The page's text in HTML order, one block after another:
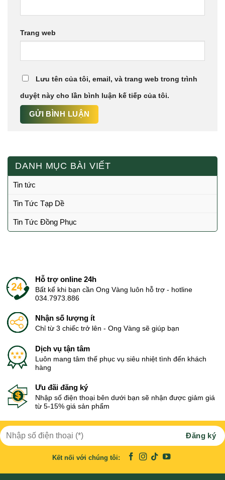
Trang web
Lưu tên của tôi, email, và trang web trong trình
duyệt này cho lần bình luận kế tiếp của tôi.
DANH MỤC BÀI VIẾT
Tin tức
Tin Tức Tạp Dề
Tin Tức Đồng Phục
Hỗ trợ online 24h
Bất kể khi bạn cần Ong Vàng luôn hỗ trợ - hotline
034.7973.886
Nhận số lượng ít
Chỉ từ 3 chiếc trở lên - Ong Vàng sẽ giúp bạn
Dịch vụ tận tâm
Luôn mang tâm thế phục vụ siêu nhiệt tình đến khách
hàng
Ưu đãi đăng ký
Nhập số điện thoại bên dưới bạn sẽ nhận được giảm giá
từ 5-15% giá sản phẩm
Kết nối với chúng tôi: